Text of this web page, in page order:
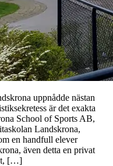
uppnådde nästan
är det exakta
School of Sports AB,
Landskrona,
en handfull elever
även detta en privat
[…]